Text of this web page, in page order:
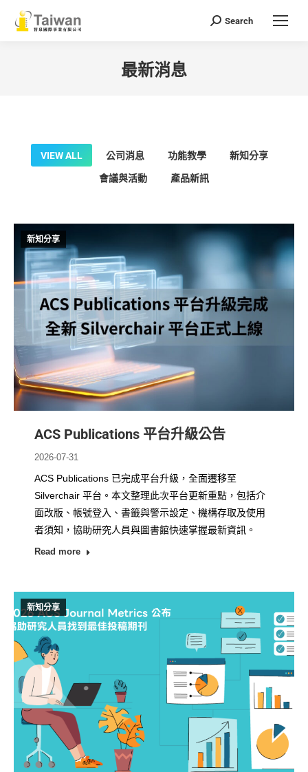
Search:
Search
最新消息
VIEW ALL 公司消息 功能教學 新知分享
會議與活動 產品新訊
新知分享
ACS Publications 平台升級公告
2026-07-31
ACS Publications 已完成平台升級，全面遷移至
Silverchair 平台。本文整理此次平台更新重點，包括介
面改版、帳號登入、書籤與警示設定、機構存取及使用
者須知，協助研究人員與圖書館快速掌握最新資訊。
Read more
新知分享